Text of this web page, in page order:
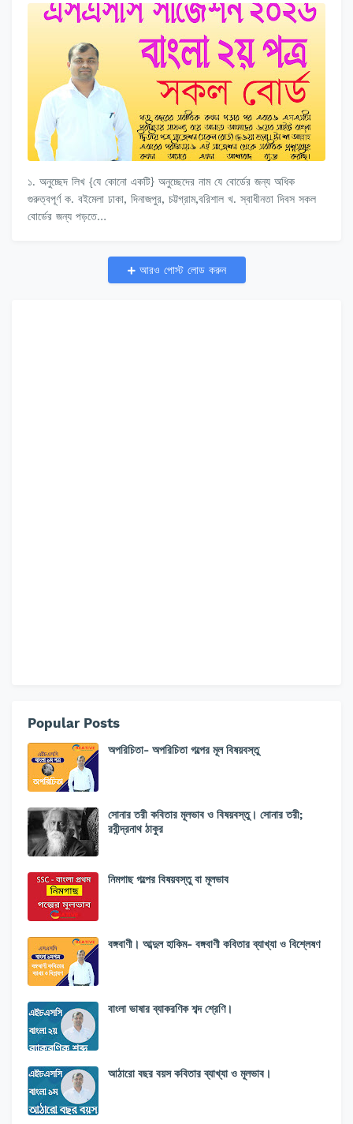
১. অনুচ্ছেদ লিখ {যে কোনো একটি} অনুচ্ছেদের নাম যে বোর্ডের জন্য অধিক
গুরুত্বপূর্ণ ক. বইমেলা ঢাকা, দিনাজপুর, চট্টগ্রাম,বরিশাল খ. স্বাধীনতা দিবস সকল
বোর্ডের জন্য পড়তে…
আরও পোস্ট লোড করুন
Popular Posts
অপরিচিতা- অপরিচিতা গল্পের মূল বিষয়বস্তু
সোনার তরী কবিতার মূলভাব ও বিষয়বস্তু। সোনার তরী;
রবীন্দ্রনাথ ঠাকুর
নিমগাছ গল্পের বিষয়বস্তু বা মূলভাব
বঙ্গবাণী। আব্দুল হাকিম- বঙ্গবাণী কবিতার ব্যাখ্যা ও বিশ্লেষণ
বাংলা ভাষার ব্যাকরণিক শব্দ শ্রেণি।
আঠারো বছর বয়স কবিতার ব্যাখ্যা ও মূলভাব।